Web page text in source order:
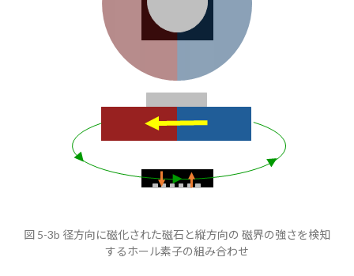
図 5-3b 径方向に磁化された磁石と縦方向の 磁界の強さを検知
するホール素子の組み合わせ